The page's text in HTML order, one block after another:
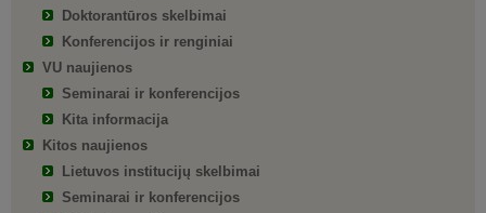
Doktorantūros skelbimai
Konferencijos ir renginiai
VU naujienos
Seminarai ir konferencijos
Kita informacija
Kitos naujienos
Lietuvos institucijų skelbimai
Seminarai ir konferencijos